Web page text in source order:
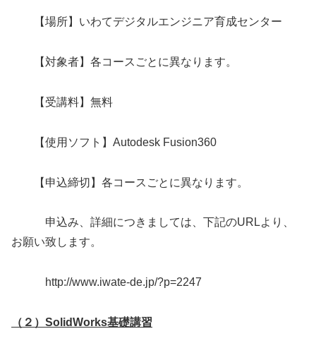
【場所】いわてデジタルエンジニア育成センター
【対象者】各コースごとに異なります。
【受講料】無料
【使用ソフト】Autodesk Fusion360
【申込締切】各コースごとに異なります。
申込み、詳細につきましては、下記のURLより、
お願い致します。
http://www.iwate-de.jp/?p=2247
（２）SolidWorks基礎講習